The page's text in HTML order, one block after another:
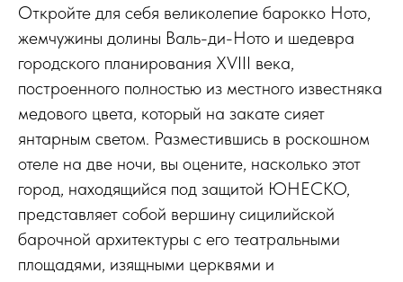
Откройте для себя великолепие барокко Ното,
жемчужины долины Валь-ди-Ното и шедевра
городского планирования XVIII века,
построенного полностью из местного известняка
медового цвета, который на закате сияет
янтарным светом. Разместившись в роскошном
отеле на две ночи, вы оцените, насколько этот
город, находящийся под защитой ЮНЕСКО,
представляет собой вершину сицилийской
барочной архитектуры с его театральными
площадями, изящными церквями и